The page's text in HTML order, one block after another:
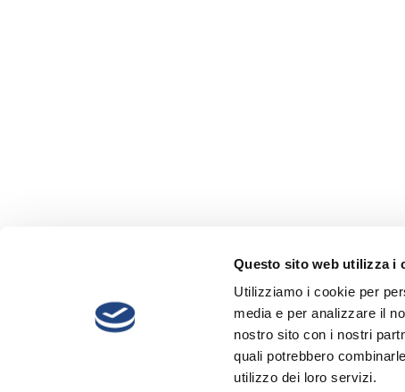
Questo sito web utilizza i
Utilizziamo i cookie per
media e per analizzare il
nostro sito con i nostri
quali potrebbero
utilizzo dei loro servizi.